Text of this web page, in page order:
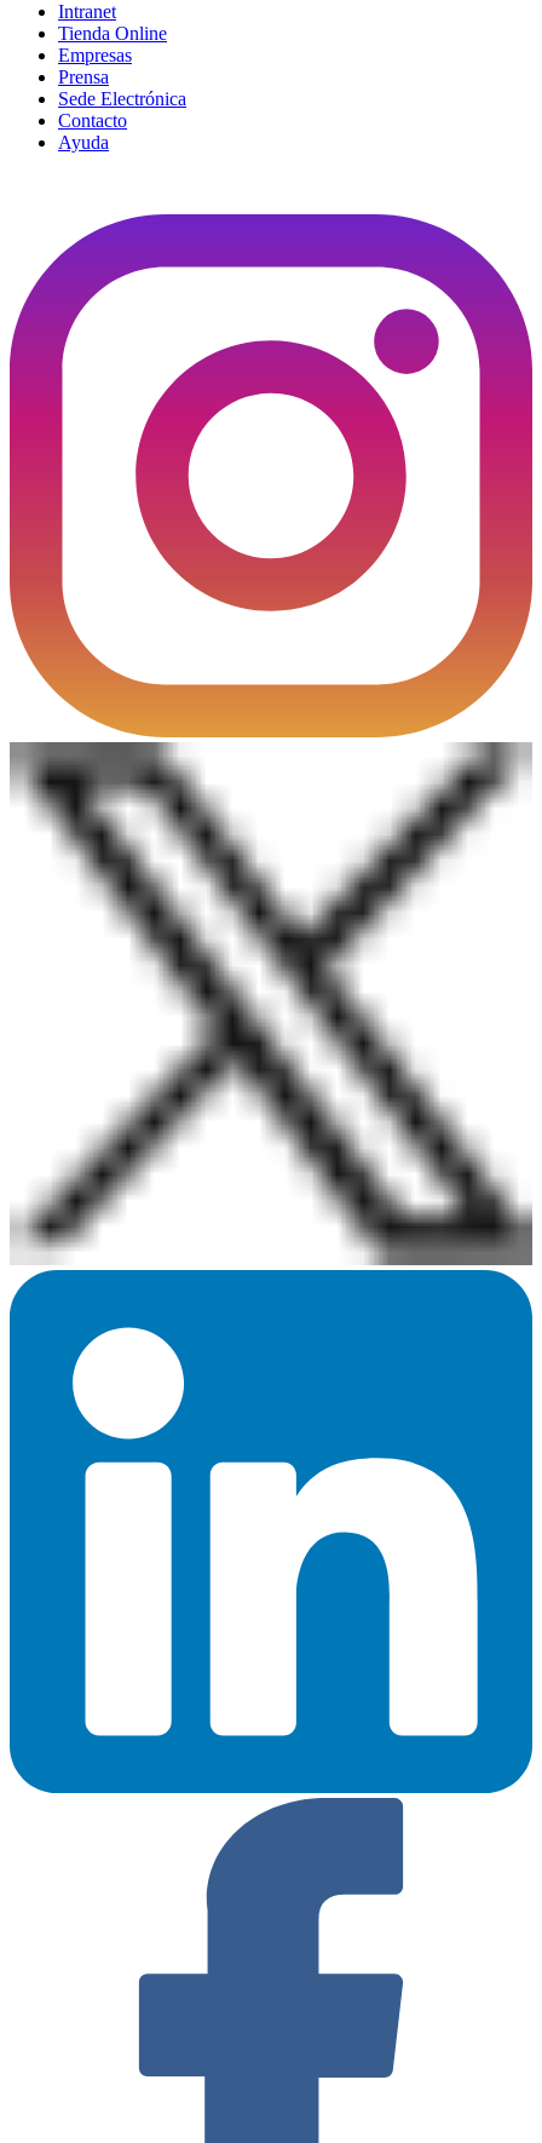
Intranet
Tienda Online
Empresas
Prensa
Sede Electrónica
Contacto
Ayuda